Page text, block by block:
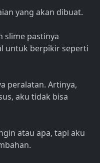
yang akan dibuat.
slime pastinya
untuk berpikir seperti
peralatan. Artinya,
aku tidak bisa
atau apa, tapi aku